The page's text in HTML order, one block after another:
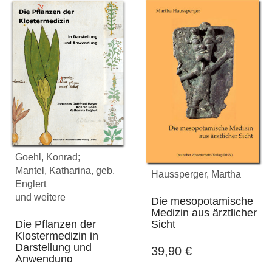
Goehl, Konrad;
Mantel, Katharina, geb.
Englert
und weitere
Die Pflanzen der
Klostermedizin in
Darstellung und
Anwendung
Haussperger, Martha
Die mesopotamische
Medizin aus ärztlicher
Sicht
39,90 €